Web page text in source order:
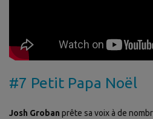
#7 Petit Papa Noël
Josh Groban prête sa voix à de